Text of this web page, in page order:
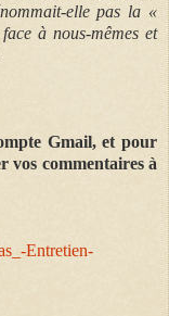
elle pas la «
à nous-mêmes et
Gmail, et pour
vos commentaires à
Entretien-